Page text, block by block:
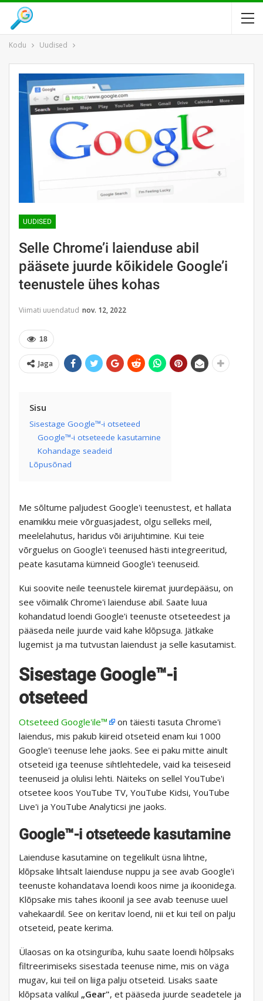
Kodu Uudised
UUDISED
Selle Chrome’i laienduse abil
pääsete juurde kõikidele Google’i
teenustele ühes kohas
Viimati uuendatud nov. 12, 2022
18
Jaga
Sisu
Sisestage Google™-i otseteed
Google™-i otseteede kasutamine
Kohandage seadeid
Lõpusõnad
Me sõltume paljudest Google'i teenustest, et hallata
enamikku meie võrguasjadest, olgu selleks meil,
meelelahutus, haridus või ärijuhtimine. Kui teie
võrguelus on Google'i teenused hästi integreeritud,
peate kasutama kümneid Google'i teenuseid.
Kui soovite neile teenustele kiiremat juurdepääsu, on
see võimalik Chrome'i laienduse abil. Saate luua
kohandatud loendi Google'i teenuste otseteedest ja
pääseda neile juurde vaid kahe klõpsuga. Jätkake
lugemist ja ma tutvustan laiendust ja selle kasutamist.
Sisestage Google™-i
otseteed
Otseteed Google'ile™
on täiesti tasuta Chrome'i
laiendus, mis pakub kiireid otseteid enam kui 1000
Google'i teenuse lehe jaoks. See ei paku mitte ainult
otseteid iga teenuse sihtlehtedele, vaid ka teiseseid
teenuseid ja olulisi lehti. Näiteks on sellel YouTube'i
otsetee koos YouTube TV, YouTube Kidsi, YouTube
Live'i ja YouTube Analyticsi jne jaoks.
Google™-i otseteede kasutamine
Laienduse kasutamine on tegelikult üsna lihtne,
klõpsake lihtsalt laienduse nuppu ja see avab Google'i
teenuste kohandatava loendi koos nime ja ikoonidega.
Klõpsake mis tahes ikoonil ja see avab teenuse uuel
vahekaardil. See on keritav loend, nii et kui teil on palju
otseteid, peate kerima.
Ülaosas on ka otsinguriba, kuhu saate loendi hõlpsaks
filtreerimiseks sisestada teenuse nime, mis on väga
mugav, kui teil on liiga palju otseteid. Lisaks saate
klõpsata valikul „Gear", et pääseda juurde seadetele ja